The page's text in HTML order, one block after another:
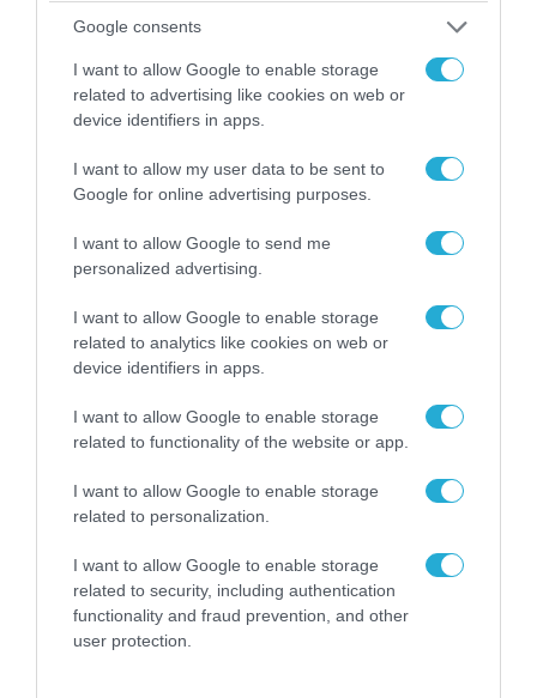
Google consents
I want to allow Google to enable storage
related to advertising like cookies on web or
device identifiers in apps.
I want to allow my user data to be sent to
Google for online advertising purposes.
I want to allow Google to send me
personalized advertising.
I want to allow Google to enable storage
related to analytics like cookies on web or
device identifiers in apps.
I want to allow Google to enable storage
related to functionality of the website or app.
I want to allow Google to enable storage
related to personalization.
I want to allow Google to enable storage
related to security, including authentication
functionality and fraud prevention, and other
user protection.
06.08.2026 | 14:02
«Επιχείρηση ελεύθερα πεζοδρόμια» στην
Αθήνα: Απομακρύνθηκαν παράνομα
αντικείμενα από κοινόχρηστους χώρους